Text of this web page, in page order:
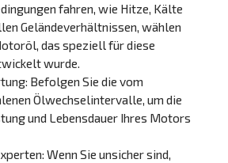
fahren, wie Hitze, Kälte
Geländeverhältnissen, wählen
das speziell für diese
wurde.
Befolgen Sie die vom
Ölwechselintervalle, um die
und Lebensdauer Ihres Motors
Wenn Sie unsicher sind,